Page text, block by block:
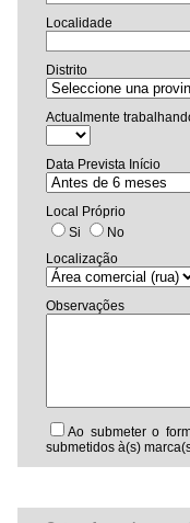
Localidade
Distrito
Actualmente
Data Prevista Início
Local Próprio
Si
No
Localização
Observações
Ao submeter o
submetidos à(s)